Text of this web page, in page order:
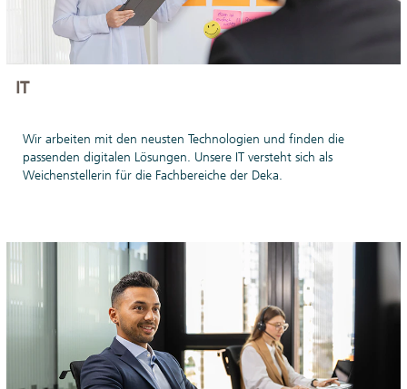
IT
Wir arbeiten mit den neusten Technologien und finden die
passenden digitalen Lösungen. Unsere IT versteht sich als
Weichenstellerin für die Fachbereiche der Deka.